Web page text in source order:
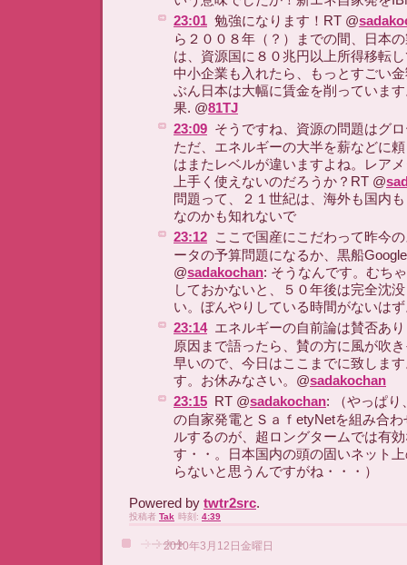
23:01 勉強になります！RT @
ら２００８年（？）までの間、日本
は、資源国に８０兆円以上所得移転
中小企業も入れたら、もっとすごい
ぶん日本は大幅に賃金を削っていま
果. @81TJ
23:09 そうですね、資源の問題はグ
ただ、エネルギーの大半を薪などに
はまたレベルが違いますよね。レア
上手く使えないのだろうか？RT @
問題って、２１世紀は、海外も国内
なのかも知れないで
23:12 ここで国産にこだわって昨今
ータの予算問題になるか、黒船
@sadakochan: そうなんです。むち
しておかないと、５０年後は完全沈
い。ぼんやりしている時間がないは
23:14 エネルギーの自前論は賛否あ
原因まで語ったら、賛の方に風が吹
早いので、今日はここまでに致しま
す。お休みなさい。@sadakochan
23:15 RT @sadakochan: （やっぱり
の自家発電とＳａｆetyNetを組み合
ルするのが、超ロングタームでは有
す・・。日本国内の頭の固いネット
らないと思うんですがね・・・）
Powered by twtr2src.
投稿者 Tak 時刻: 4:39
2010年3月12日金曜日